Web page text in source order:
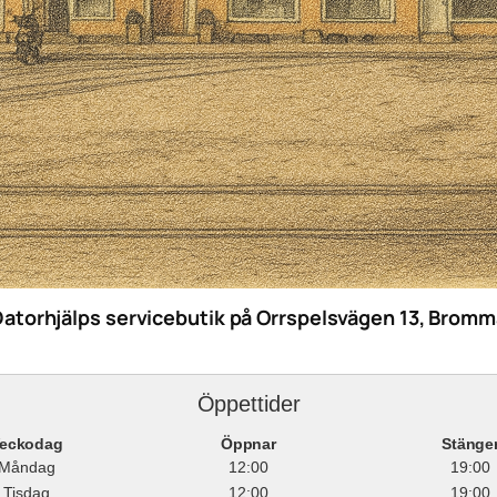
servicebutik på Orrspelsvägen 13,
Öppettider
Öppnar
12:00
19:00
Tisdag
12:00 19:00